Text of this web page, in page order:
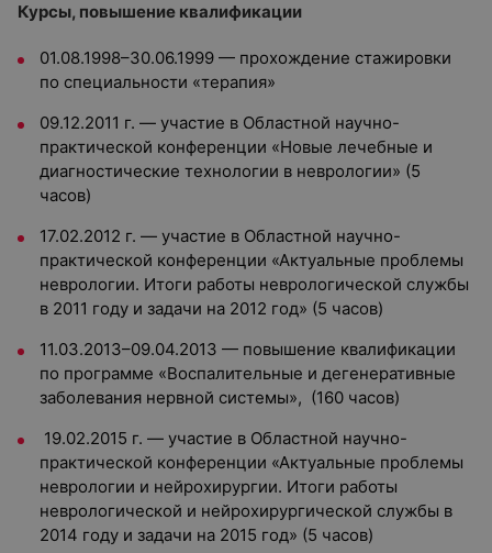
Курсы, повышение квалификации
01.08.1998–30.06.1999 — прохождение стажировки
по специальности «терапия»
09.12.2011 г. — участие в Областной научно-
практической конференции «Новые лечебные и
диагностические технологии в неврологии» (5
часов)
17.02.2012 г. — участие в Областной научно-
практической конференции «Актуальные проблемы
неврологии. Итоги работы неврологической службы
в 2011 году и задачи на 2012 год» (5 часов)
11.03.2013–09.04.2013 — повышение квалификации
по программе «Воспалительные и дегенеративные
заболевания нервной системы», (160 часов)
19.02.2015 г. — участие в Областной научно-
практической конференции «Актуальные проблемы
неврологии и нейрохирургии. Итоги работы
неврологической и нейрохирургической службы в
2014 году и задачи на 2015 год» (5 часов)